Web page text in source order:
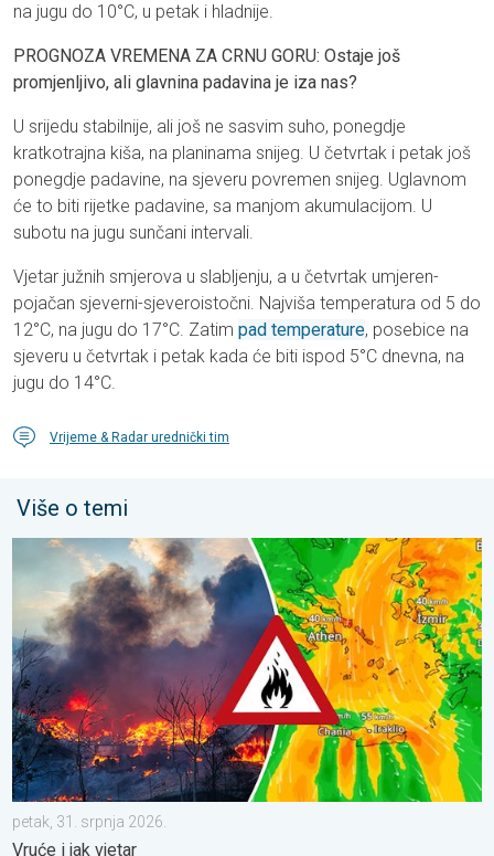
na jugu do 10°C, u petak i hladnije.
PROGNOZA VREMENA ZA CRNU GORU: Ostaje još
promjenljivo, ali glavnina padavina je iza nas?
U srijedu stabilnije, ali još ne sasvim suho, ponegdje
kratkotrajna kiša, na planinama snijeg. U četvrtak i petak još
ponegdje padavine, na sjeveru povremen snijeg. Uglavnom
će to biti rijetke padavine, sa manjom akumulacijom. U
subotu na jugu sunčani intervali.
Vjetar južnih smjerova u slabljenju, a u četvrtak umjeren-
pojačan sjeverni-sjeveroistočni. Najviša temperatura od 5 do
12°C, na jugu do 17°C. Zatim pad temperature, posebice na
sjeveru u četvrtak i petak kada će biti ispod 5°C dnevna, na
jugu do 14°C.
Vrijeme & Radar urednički tim
Više o temi
Olujni vjetar rasplamsava vatru. Vruće i jak vjetar. . . petak, 31.
petak, 31. srpnja 2026.
Vruće i jak vjetar